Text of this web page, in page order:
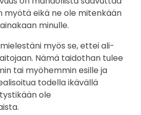
myötä eikä ne ole mitenkään
minulle.
myös se, ettei ali-
Nämä taidothan tulee
tai myöhemmin esille ja
todella ikävällä
ole